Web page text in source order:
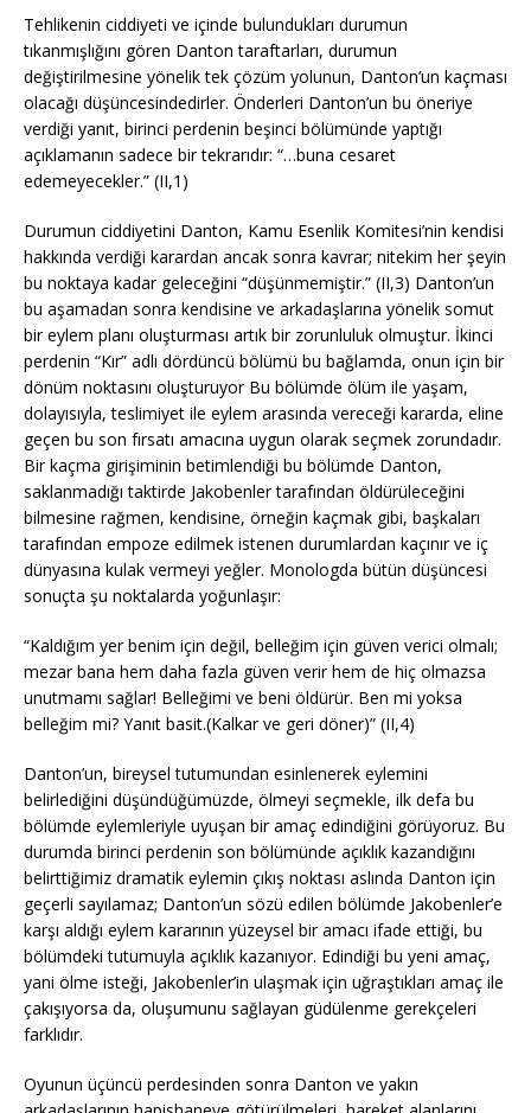
Tehlikenin ciddiyeti ve içinde bulundukları durumun
tıkanmışlığını gören Danton taraftarları, durumun
değiştirilmesine yönelik tek çözüm yolunun, Danton’un kaçması
olacağı düşüncesindedirler. Önderleri Danton’un bu öneriye
verdiği yanıt, birinci perdenin beşinci bölümünde yaptığı
açıklamanın sadece bir tekrarıdır: “…buna cesaret
edemeyecekler.” (II,1)
Durumun ciddiyetini Danton, Kamu Esenlik Komitesi’nin kendisi
hakkında verdiği karardan ancak sonra kavrar; nitekim her şeyin
bu noktaya kadar geleceğini “düşünmemiştir.” (II,3) Danton’un
bu aşamadan sonra kendisine ve arkadaşlarına yönelik somut
bir eylem planı oluşturması artık bir zorunluluk olmuştur. İkinci
perdenin “Kır” adlı dördüncü bölümü bu bağlamda, onun için bir
dönüm noktasını oluşturuyor Bu bölümde ölüm ile yaşam,
dolayısıyla, teslimiyet ile eylem arasında vereceği kararda, eline
geçen bu son fırsatı amacına uygun olarak seçmek zorundadır.
Bir kaçma girişiminin betimlendiği bu bölümde Danton,
saklanmadığı taktirde Jakobenler tarafından öldürüleceğini
bilmesine rağmen, kendisine, örneğin kaçmak gibi, başkaları
tarafından empoze edilmek istenen durumlardan kaçınır ve iç
dünyasına kulak vermeyi yeğler. Monologda bütün düşüncesi
sonuçta şu noktalarda yoğunlaşır:
“Kaldığım yer benim için değil, belleğim için güven verici olmalı;
mezar bana hem daha fazla güven verir hem de hiç olmazsa
unutmamı sağlar! Belleğimi ve beni öldürür. Ben mi yoksa
belleğim mi? Yanıt basit.(Kalkar ve geri döner)” (II,4)
Danton’un, bireysel tutumundan esinlenerek eylemini
belirlediğini düşündüğümüzde, ölmeyi seçmekle, ilk defa bu
bölümde eylemleriyle uyuşan bir amaç edindiğini görüyoruz. Bu
durumda birinci perdenin son bölümünde açıklık kazandığını
belirttiğimiz dramatik eylemin çıkış noktası aslında Danton için
geçerli sayılamaz; Danton’un sözü edilen bölümde Jakobenler’e
karşı aldığı eylem kararının yüzeysel bir amacı ifade ettiği, bu
bölümdeki tutumuyla açıklık kazanıyor. Edindiği bu yeni amaç,
yani ölme isteği, Jakobenler’in ulaşmak için uğraştıkları amaç ile
çakışıyorsa da, oluşumunu sağlayan güdülenme gerekçeleri
farklıdır.
Oyunun üçüncü perdesinden sonra Danton ve yakın